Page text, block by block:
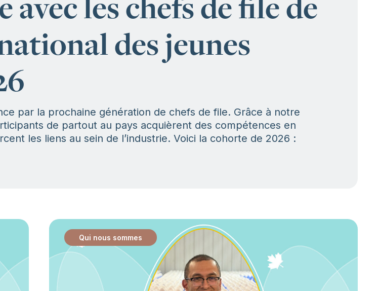
des jeunes
par la prochaine génération de chefs de file. Grâce à notre
de partout au pays acquièrent des compétences en
les liens au sein de l’industrie. Voici la cohorte de 2026 :
Qui nous sommes
: